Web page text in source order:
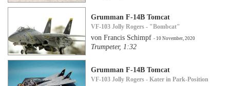
Grumman F-14B Tomcat
VF-103 Jolly Rogers - "Bombcat"
von Francis Schimpf- 10 November, 2020
Trumpeter, 1:32
Grumman F-14B Tomcat
VF-103 Jolly Rogers - Kater in Park-Position